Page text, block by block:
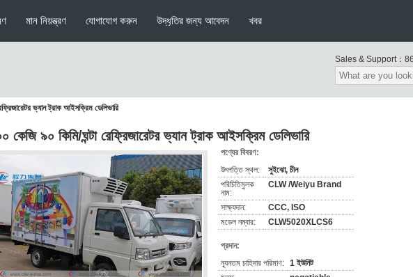
মান নিয়ন্ত্রণ যোগাযোগ করুন উদ্ধৃতির জন্য আবেদন খবর
Sales & Support：
ভ্যান ট্রাক আইসক্রিম ডেলিভারি
কেজি ৯০ কিমি/ঘন্টা রেফ্রিজারেটর ভ্যান ট্রাক আইসক্রিম ডেলিভারি
পণ্যের বিবরণ:
উৎপত্তি স্থল:
সুইঝো, চীন
পরিচিতিমুলক
নাম:
CLW /Weiyu Brand
সাক্ষ্যদান:
CCC, ISO
মডেল নম্বার:
CLW5020XLCS6
প্রদান:
ন্যূনতম চাহিদার পরিমাণ: 1 ইউনিট